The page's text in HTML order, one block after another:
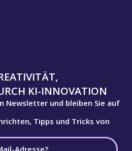
KI-INNOVATION
Newsletter und bleiben Sie auf
Tipps und Tricks von